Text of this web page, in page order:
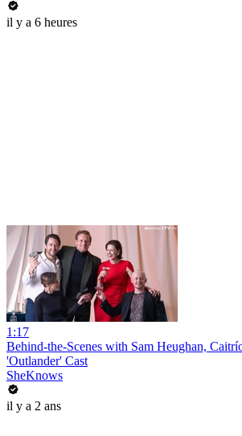
il y a 6 heures
1:17
Behind-the-Scenes with Sam Heughan,
'Outlander' Cast
SheKnows
il y a 2 ans